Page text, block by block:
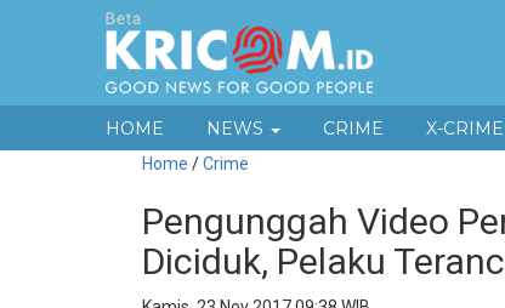
HOME NEWS CRIME X-CRIME
Home /Crime
Pengunggah Video
Diciduk, Pelaku